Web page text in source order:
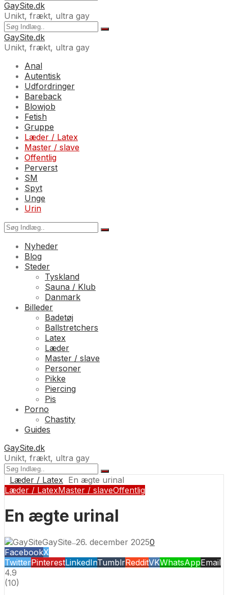
GaySite.dk
Unikt, frækt, ultra gay
GaySite.dk
Unikt, frækt, ultra gay
Anal
Autentisk
Udfordringer
Bareback
Blowjob
Fetish
Gruppe
Læder / Latex
Master / slave
Offentlig
Perverst
SM
Spyt
Unge
Urin
Nyheder
Blog
Steder
Tyskland
Sauna / Klub
Danmark
Billeder
Badetøj
Ballstretchers
Latex
Læder
Master / slave
Personer
Pikke
Piercing
Pis
Porno
Chastity
Guides
GaySite.dk
Unikt, frækt, ultra gay
Læder / Latex En ægte urinal
Læder / LatexMaster / slaveOffentlig
En ægte urinal
GaySite—26. december 20250
FacebookX
TwitterPinterestLinkedInTumblrRedditVKWhatsAppEmail
4.9
(10)